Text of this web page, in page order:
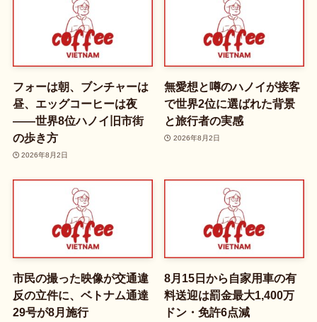
フォーは朝、ブンチャーは
昼、エッグコーヒーは夜
——世界8位ハノイ旧市街
の歩き方
2026年8月2日
無愛想と噂のハノイが接客
で世界2位に選ばれた背景
と旅行者の実感
2026年8月2日
市民の撮った映像が交通違
反の立件に、ベトナム通達
29号が8月施行
8月15日から自家用車の有
料送迎は罰金最大1,400万
ドン・免許6点減